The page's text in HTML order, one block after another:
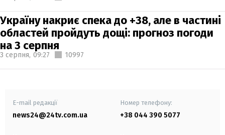
Україну накриє спека до +38, але в частині
областей пройдуть дощі: прогноз погоди
на 3 серпня
3 серпня, 09:27 10997
E-mail редакції
news24@24tv.com.ua
Номер телефону:
+38 044 390 5077